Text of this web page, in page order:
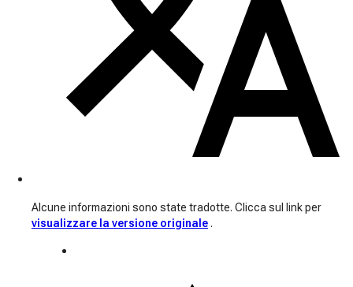
Alcune informazioni sono state tradotte. Clicca sul link per
visualizzare la versione originale .